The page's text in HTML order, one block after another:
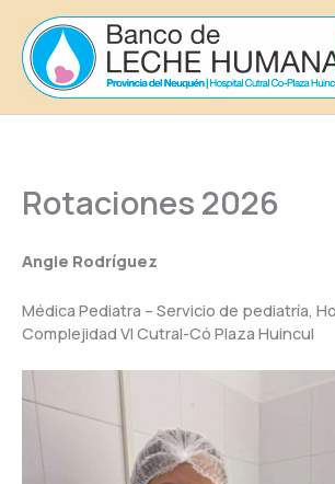
contenido
Rotaciones 2026
Angie Rodríguez
Médica Pediatra – Servicio de pediatría,
Complejidad VI Cutral-Có Plaza Huincul